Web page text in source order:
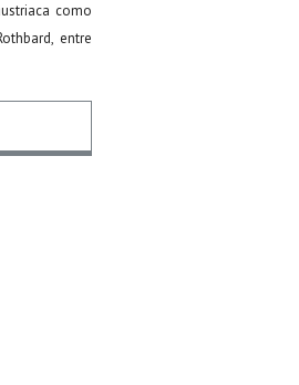
como
entre